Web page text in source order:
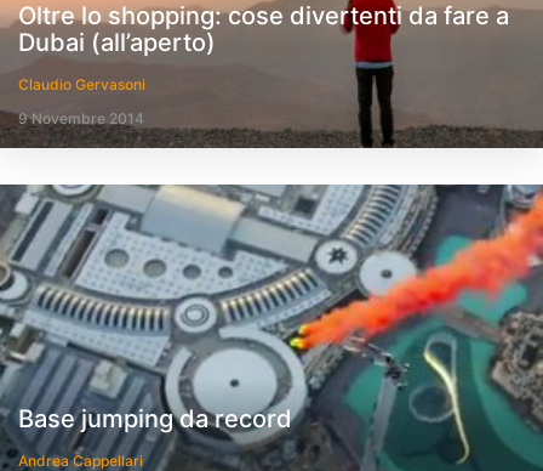
Oltre lo shopping: cose divertenti da fare a
Dubai (all’aperto)
Claudio Gervasoni
9 Novembre 2014
Base jumping da record
Andrea Cappellari